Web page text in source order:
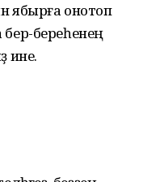
ябырға онотоп
береһенең
ине.